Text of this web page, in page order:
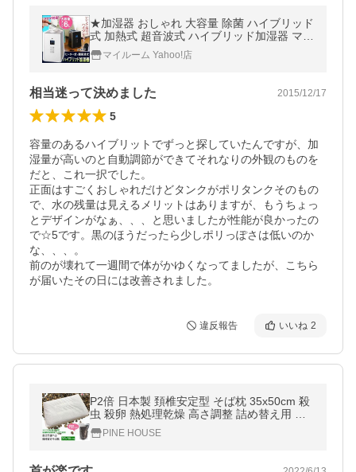
★加湿器 おしゃれ 大容量 除菌 ハイブリッド
式 加熱式 超音波式 ハイブリッド加湿器 マイ
ナスイオン リモコン付き ASH-601W ASH-6
01Kマイルーム Yahoo!店
相当迷って決めました 2015/12/17
5
容量のあるハイブリットでずっと探していたんですが、加
湿量が高いのと自動調節ができてそれなりの外観のものを
だと、これ一択でした。
正面はすごくおしゃれだけどタンクがポリタンクそのもの
で、水の残量は見えるメリットはありますが、もうちょっ
とデザインがなぁ、、、と思いましたが性能が良かったの
で☆5です。黒のほうだったら少しポリっぽさは低いのか
な、、、。
前のが壊れて一週間で体がかゆくなってましたが、こちら
が届いたその日には改善されました。
違反報告 いいね 2
P2倍 日本製 頚椎安定型 そば枕 35x50cm 殺
虫 殺卵 熱処理乾燥 高さ調整 詰め替え用 そ
ば殻付き 全そば枕 そばまくら オーガニック
枕 国産 即発送
PINE HOUSE